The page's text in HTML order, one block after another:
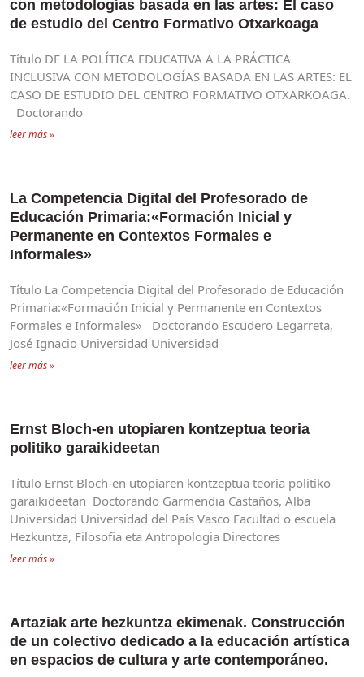
con metodologías basada en las artes: El caso
de estudio del Centro Formativo Otxarkoaga
Título DE LA POLÍTICA EDUCATIVA A LA PRÁCTICA
INCLUSIVA CON METODOLOGÍAS BASADA EN LAS ARTES: EL
CASO DE ESTUDIO DEL CENTRO FORMATIVO OTXARKOAGA.
Doctorando
leer más »
La Competencia Digital del Profesorado de
Educación Primaria:«Formación Inicial y
Permanente en Contextos Formales e
Informales»
Título La Competencia Digital del Profesorado de Educación
Primaria:«Formación Inicial y Permanente en Contextos
Formales e Informales» Doctorando Escudero Legarreta,
José Ignacio Universidad Universidad
leer más »
Ernst Bloch-en utopiaren kontzeptua teoria
politiko garaikideetan
Título Ernst Bloch-en utopiaren kontzeptua teoria politiko
garaikideetan Doctorando Garmendia Castaños, Alba
Universidad Universidad del País Vasco Facultad o escuela
Hezkuntza, Filosofia eta Antropologia Directores
leer más »
Artaziak arte hezkuntza ekimenak. Construcción
de un colectivo dedicado a la educación artística
en espacios de cultura y arte contemporáneo.